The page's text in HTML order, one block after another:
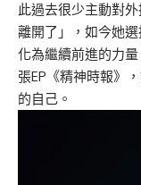
此過去很少主動對
離開了」，如今她
化為繼續前進的力
張EP《精神時報》
的自己。